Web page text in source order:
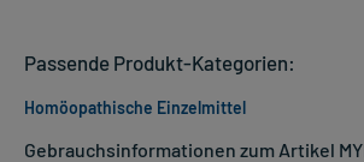
Gebrauchsinformationen zum Artikel
Passende Produkt-Kategorien:
Homöopathische Einzelmittel